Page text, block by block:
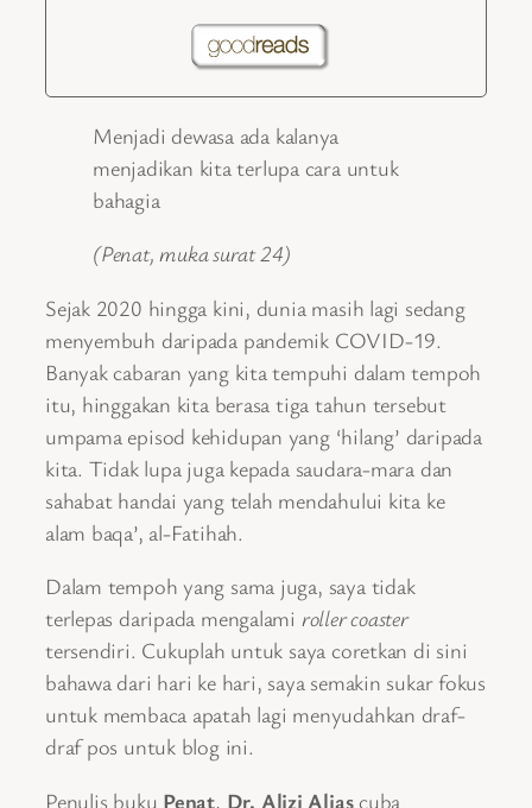
Menjadi dewasa ada kalanya
menjadikan kita terlupa cara untuk
bahagia
(Penat, muka surat 24)
Sejak 2020 hingga kini, dunia masih lagi sedang
menyembuh daripada pandemik COVID-19.
Banyak cabaran yang kita tempuhi dalam tempoh
itu, hinggakan kita berasa tiga tahun tersebut
umpama episod kehidupan yang ‘hilang’ daripada
kita. Tidak lupa juga kepada saudara-mara dan
sahabat handai yang telah mendahului kita ke
alam baqa’, al-Fatihah.
Dalam tempoh yang sama juga, saya tidak
terlepas daripada mengalami roller coaster
tersendiri. Cukuplah untuk saya coretkan di sini
bahawa dari hari ke hari, saya semakin sukar fokus
untuk membaca apatah lagi menyudahkan draf-
draf pos untuk blog ini.
Penulis buku Penat, Dr. Alizi Aliascuba